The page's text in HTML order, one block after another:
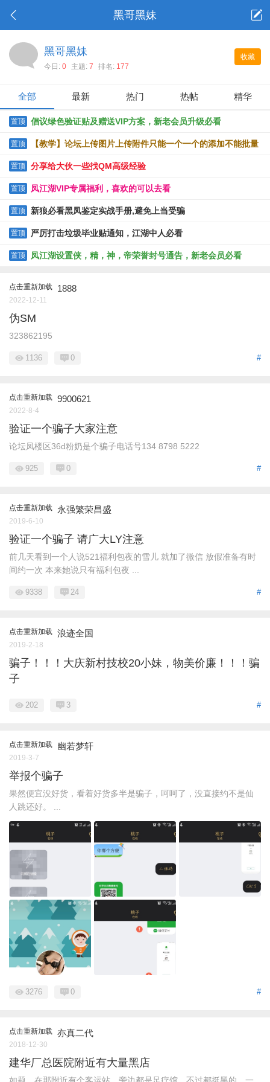
黑哥黑妹
收藏
黑哥黑妹
今日: 0 主题: 7 排名: 177
全部 最新 热门 热帖 精华
置顶 倡议绿色验证贴及赠送VIP方案，新老会员升级必看
置顶 【教学】论坛上传图片上传附件只能一个一个的添加不能批量
上传的解决办法
置顶 分享给大伙一些找QM高级经验
置顶 凤江湖VIP专属福利，喜欢的可以去看
置顶 新狼必看黑凤鉴定实战手册,避免上当受骗
置顶 严厉打击垃圾毕业贴通知，江湖中人必看
置顶 凤江湖设置侠，精，神，帝荣誉封号通告，新老会员必看
点击重新加载 1888
2022-12-11
伪SM
323862195
#
1136 0
点击重新加载 9900621
2022-8-4
验证一个骗子大家注意
论坛凤楼区36d粉奶是个骗子电话号134 8798 5222
#
925 0
点击重新加载 永强繁荣昌盛
2019-6-10
验证一个骗子 请广大LY注意
前几天看到一个人说521福利包夜的雪儿 就加了微信 放假准备有时
间约一次 本来她说只有福利包夜 ...
#
9338 24
点击重新加载 浪迹全国
2019-2-18
骗子！！！大庆新村技校20小妹，物美价廉！！！骗
子
#
202 3
点击重新加载 幽若梦轩
2019-3-7
举报个骗子
果然便宜没好货，看着好货多半是骗子，呵呵了，没直接约不是仙
人跳还好。 ...
#
3276 0
点击重新加载 亦真二代
2018-12-30
建华厂总医院附近有大量黑店